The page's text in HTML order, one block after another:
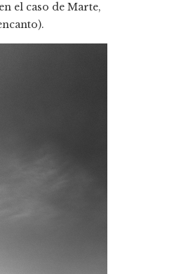
el caso de Marte,